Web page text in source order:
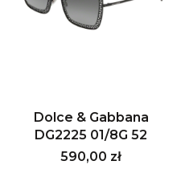
Dolce & Gabbana
DG2225 01/8G 52
Cena
590,00 zł